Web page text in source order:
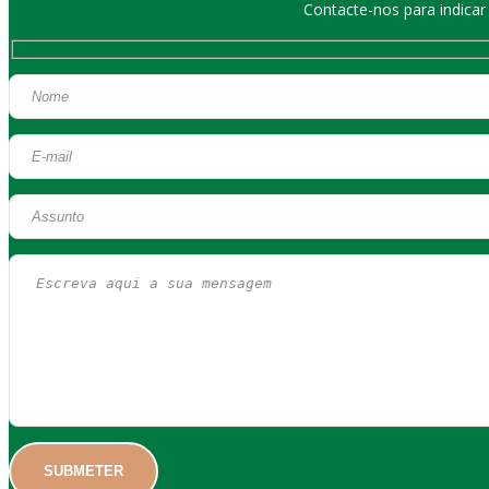
Contacte-nos para